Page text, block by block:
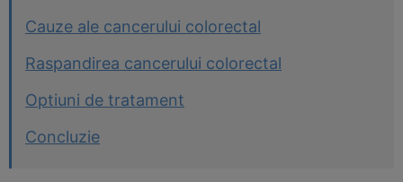
Cauze ale cancerului colorectal
Raspandirea cancerului colorectal
Optiuni de tratament
Concluzie